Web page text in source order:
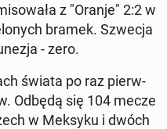
z "Oranje" 2:2 w
bramek. Szwecja
- zero.
świata po raz pierw­
Odbędą się 104 mecze
w Meksyku i dwóch